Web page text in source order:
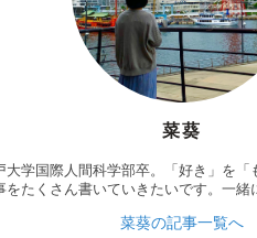
菜葵
大学国際人間科学部卒。「好き」を
をたくさん書いていきたいです。一緒
菜葵の記事一覧へ